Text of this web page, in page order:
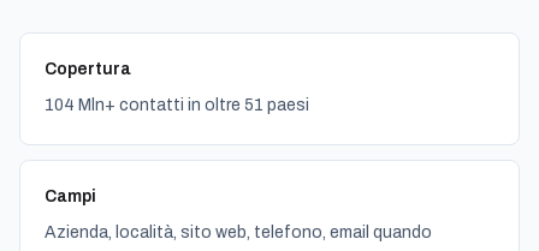
Copertura
104 Mln+ contatti in oltre 51 paesi
Campi
Azienda, località, sito web, telefono, email quando